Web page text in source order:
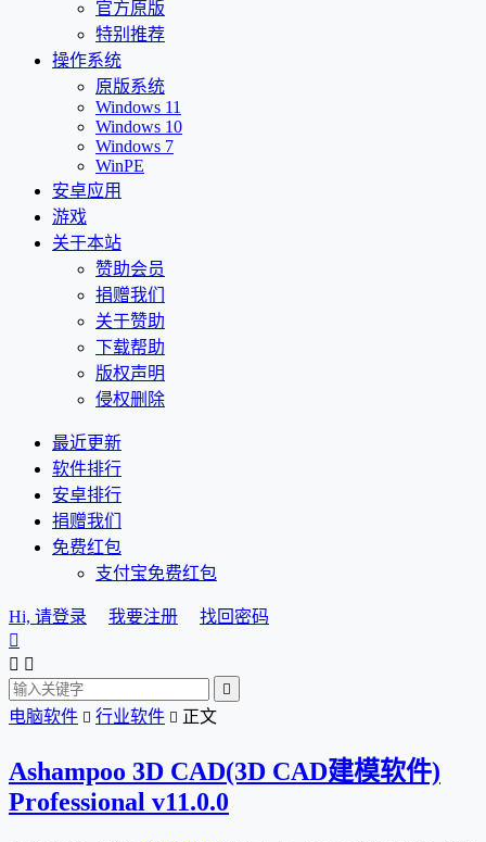
官方原版
特别推荐
操作系统
原版系统
Windows 11
Windows 10
Windows 7
WinPE
安卓应用
游戏
关于本站
赞助会员
捐赠我们
关于赞助
下载帮助
版权声明
侵权删除
最近更新
软件排行
安卓排行
捐赠我们
免费红包
支付宝免费红包
Hi, 请登录 我要注册
找回密码

 

电脑软件  行业软件  正文
Ashampoo 3D CAD(3D CAD建模软件)
Professional v11.0.0